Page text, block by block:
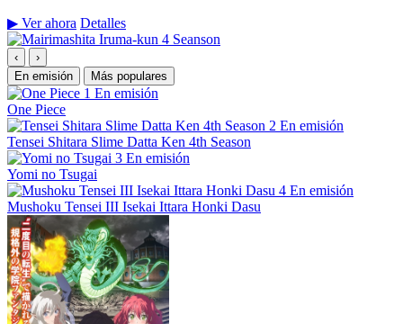
▶ Ver ahora Detalles
‹
›
En emisión
Más populares
1 En emisión
One Piece
2 En emisión
Tensei Shitara Slime Datta Ken 4th Season
3 En emisión
Yomi no Tsugai
4 En emisión
Mushoku Tensei III Isekai Ittara Honki Dasu